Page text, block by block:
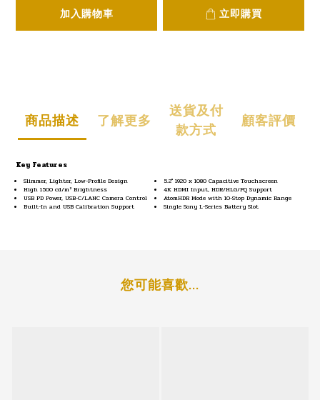
加入購物車 立即購買
商品描述 了解更多
送貨及付
款方式
顧客評價
Key Features
Slimmer, Lighter, Low-Profile Design
5.2" 1920 x 1080 Capacitive Touchscreen
High 1500 cd/m² Brightness
4K HDMI Input, HDR/HLG/PQ Support
USB PD Power, USB-C/LANC Camera Control
AtomHDR Mode with 10-Stop Dynamic Range
Built-In and USB Calibration Support
Single Sony L-Series Battery Slot
您可能喜歡...